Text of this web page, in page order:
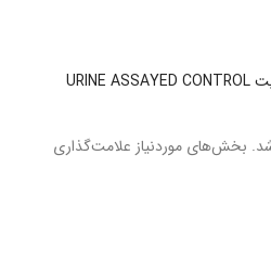
BE THE FIRST TO REVIEW “کیت URINE ASSAYED CONTROL
بخش‌های موردنیاز علامت‌گذاری